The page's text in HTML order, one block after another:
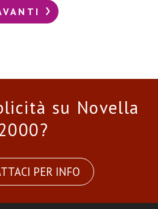
su Novella
PER INFO